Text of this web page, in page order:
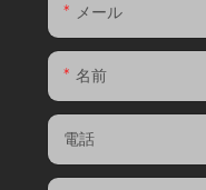
メール
名前
電話